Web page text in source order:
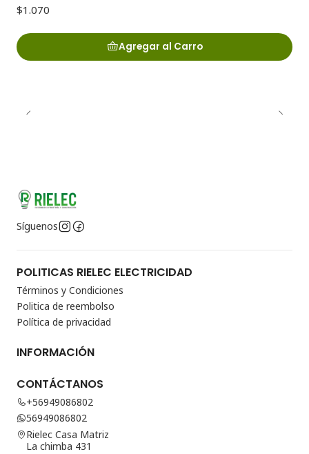
$1.070
Agregar al Carro
Síguenos
POLITICAS RIELEC ELECTRICIDAD
Términos y Condiciones
Politica de reembolso
Política de privacidad
INFORMACIÓN
CONTÁCTANOS
+56949086802
56949086802
Rielec Casa Matriz
La chimba 431